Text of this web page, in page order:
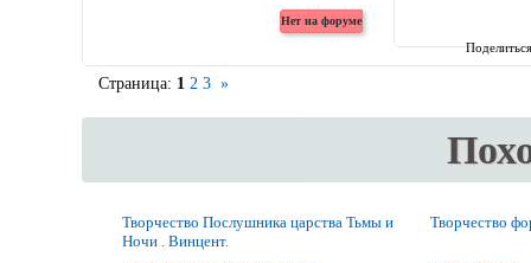
Страница: 1 2 3 »
Творчество Послушника царства Тьмы и
Ночи . Винцент.
Творчество